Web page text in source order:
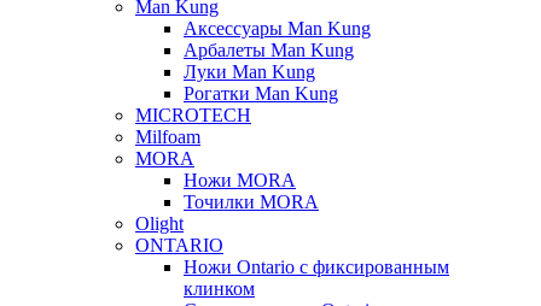
Man Kung
Аксессуары Man Kung
Арбалеты Man Kung
Луки Man Kung
Рогатки Man Kung
MICROTECH
Milfoam
MORA
Ножи MORA
Точилки MORA
Olight
ONTARIO
Ножи Ontario c фиксированным
клинком